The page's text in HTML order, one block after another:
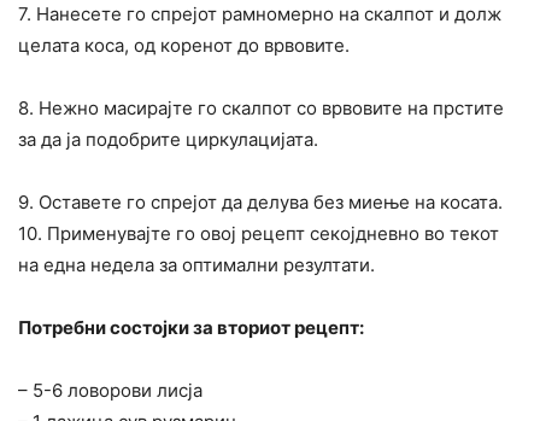
7. Нанесете го спрејот рамномерно на скалпот и долж
целата коса, од коренот до врвовите.
8. Нежно масирајте го скалпот со врвовите на прстите
за да ја подобрите циркулацијата.
9. Оставете го спрејот да делува без миење на косата.
10. Применувајте го овој рецепт секојдневно во текот
на една недела за оптимални резултати.
Потребни состојки за вториот рецепт:
– 5-6 ловорови лисја